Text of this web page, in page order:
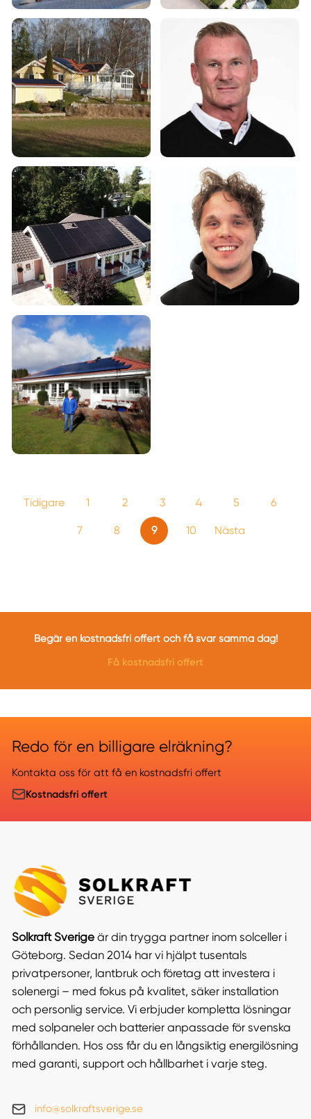
Tidigare 1 2 3 4 5 6
7 8 9 10 Nästa
Begär en kostnadsfri offert och få svar samma dag!
Få kostnadsfri offert
Redo för en billigare elräkning?
Kontakta oss för att få en kostnadsfri offert
Kostnadsfri offert
Solkraft Sverigeär din trygga partner inom solceller i
Göteborg. Sedan 2014 har vi hjälpt tusentals
privatpersoner, lantbruk och företag att investera i
solenergi – med fokus på kvalitet, säker installation
och personlig service. Vi erbjuder kompletta lösningar
med solpaneler och batterier anpassade för svenska
förhållanden. Hos oss får du en långsiktig energilösning
med garanti, support och hållbarhet i varje steg.
info@solkraftsverige.se